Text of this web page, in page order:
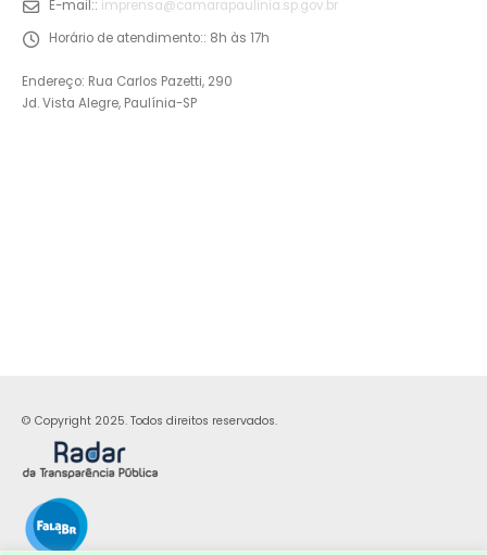
E-mail:: imprensa@camarapaulinia.sp.gov.br
Horário de atendimento:: 8h às 17h
Endereço: Rua Carlos Pazetti, 290
Jd. Vista Alegre, Paulínia-SP
© Copyright 2025. Todos direitos reservados.